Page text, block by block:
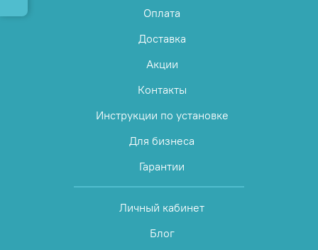
Оплата
Доставка
Акции
Контакты
Инструкции по установке
Для бизнеса
Гарантии
Личный кабинет
Блог